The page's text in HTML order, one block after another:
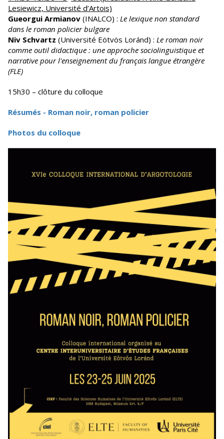
Lesiewicz, Université d’Artois)
Gueorgui Armianov (INALCO) : Le lexique non standard
dans le roman policier bulgare
Niv Schvartz (Université Eötvös Loránd) : Le roman noir
comme outil didactique : une approche sociolinguistique et
narrative pour l'enseignement du français langue étrangère
(FLE)
15h30 – clôture du colloque
Résumés - Roman noir, roman policier
Photos du colloque